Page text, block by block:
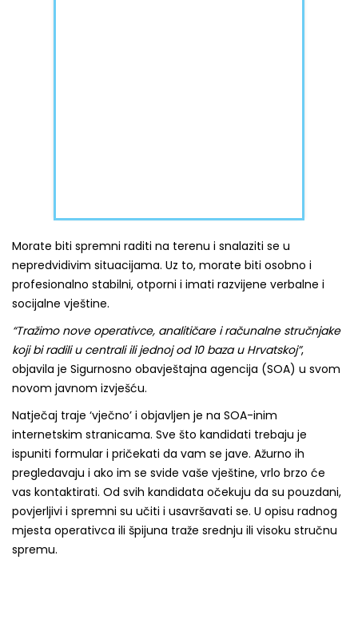
Morate biti spremni raditi na terenu i snalaziti se u
nepredvidivim situacijama. Uz to, morate biti osobno i
profesionalno stabilni, otporni i imati razvijene verbalne i
socijalne vještine.
“Tražimo nove operativce, analitičare i računalne stručnjake
koji bi radili u centrali ili jednoj od 10 baza u Hrvatskoj”,
objavila je Sigurnosno obavještajna agencija (SOA) u svom
novom javnom izvješću.
Natječaj traje ‘vječno’ i objavljen je na SOA-inim
internetskim stranicama. Sve što kandidati trebaju je
ispuniti formular i pričekati da vam se jave. Ažurno ih
pregledavaju i ako im se svide vaše vještine, vrlo brzo će
vas kontaktirati. Od svih kandidata očekuju da su pouzdani,
povjerljivi i spremni su učiti i usavršavati se. U opisu radnog
mjesta operativca ili špijuna traže srednju ili visoku stručnu
spremu.